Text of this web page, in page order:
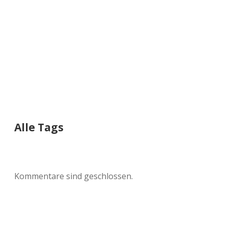
Alle Tags
Kommentare sind geschlossen.